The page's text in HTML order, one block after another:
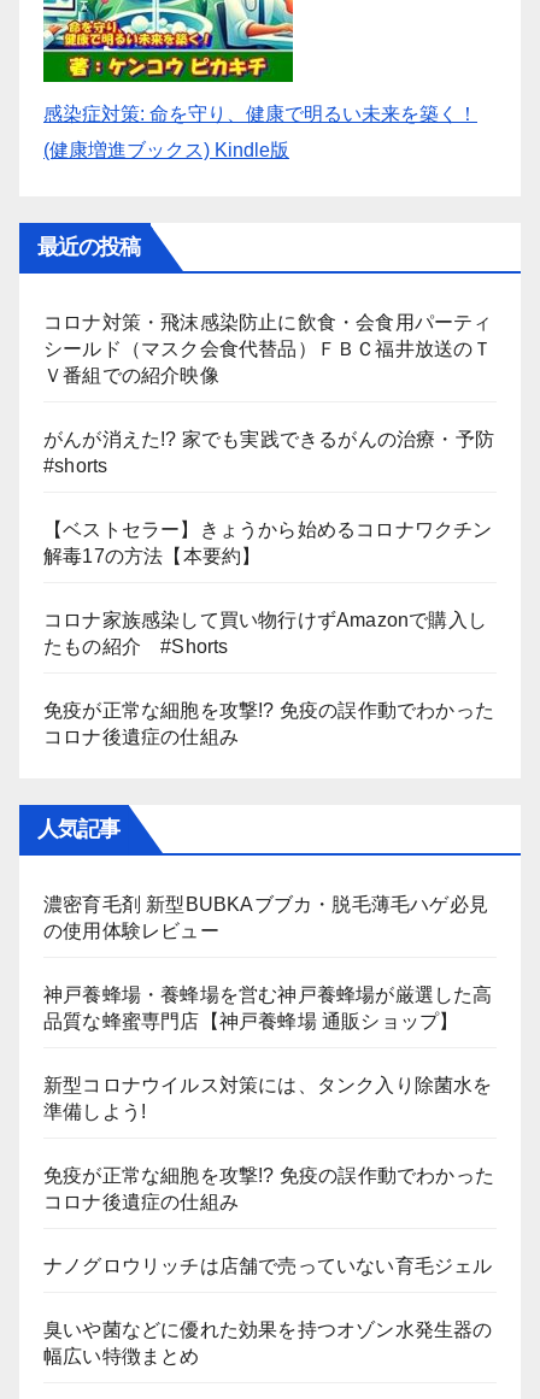
感染症対策: 命を守り、健康で明るい未来を築く！
(健康増進ブックス) Kindle版
最近の投稿
コロナ対策・飛沫感染防止に飲食・会食用パーティ
シールド（マスク会食代替品）ＦＢＣ福井放送のＴ
Ｖ番組での紹介映像
がんが消えた!? 家でも実践できるがんの治療・予防
#shorts
【ベストセラー】きょうから始めるコロナワクチン
解毒17の方法【本要約】
コロナ家族感染して買い物行けずAmazonで購入し
たもの紹介 #Shorts
免疫が正常な細胞を攻撃!? 免疫の誤作動でわかった
コロナ後遺症の仕組み
人気記事
濃密育毛剤 新型BUBKAブブカ・脱毛薄毛ハゲ必見
の使用体験レビュー
神戸養蜂場・養蜂場を営む神戸養蜂場が厳選した高
品質な蜂蜜専門店【神戸養蜂場 通販ショップ】
新型コロナウイルス対策には、タンク入り除菌水を
準備しよう!
免疫が正常な細胞を攻撃!? 免疫の誤作動でわかった
コロナ後遺症の仕組み
ナノグロウリッチは店舗で売っていない育毛ジェル
臭いや菌などに優れた効果を持つオゾン水発生器の
幅広い特徴まとめ